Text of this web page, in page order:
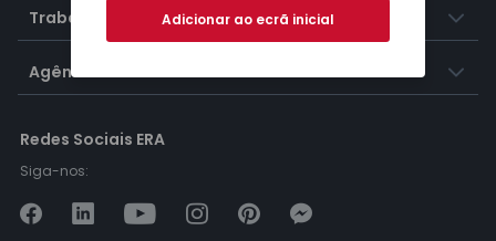
Trabalhar na ERA
Agências ERA
Redes Sociais ERA
Siga-nos:
Adicionar ao ecrã inicial